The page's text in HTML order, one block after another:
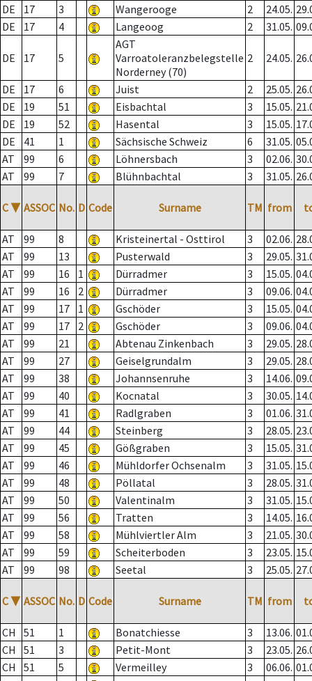
DE
17 3 Wangerooge 2 24.05.
DE
17 4 Langeoog 2 31.05.
DE 17 5
AGT
Varroatoleranzbelegstelle
Norderney (70)
2 24.05.
DE 17 6 Juist 2 25.05.
DE
19 51 Eisbachtal 3 15.05.
DE
19 52 Hasental 3 15.05.
DE
41 1 Sächsische Schweiz 6 31.05.
AT
99 6 Löhnersbach 3 02.06.
AT
99 7 Blühnbachtal 3 31.05.
C ▼ ASSOC No. D Code Surname TM from
AT 99 8 Kristeinertal - Osttirol 3 02.06.
AT
99 13 Pusterwald 3 29.05.
AT
99 16 1 Dürradmer 3 15.05.
AT
99 16 2 Dürradmer 3 09.06.
AT
99 17 1 Gschöder 3 15.05.
AT
99 17 2 Gschöder 3 09.06.
AT
99 21 Abtenau Zinkenbach 3 29.05.
AT
99 27 Geiselgrundalm 3 29.05.
AT
99 38 Johannsenruhe 3 14.06.
AT
99 40 Kocnatal 3 30.05.
AT
99 41 Radlgraben 3 01.06.
AT
99 44 Steinberg 3 28.05.
AT
99 45 Gößgraben 3 15.05.
AT
99 46 Mühldorfer Ochsenalm 3 31.05.
AT
99 48 Pöllatal 3 28.05.
AT
99 50 Valentinalm 3 31.05.
AT
99 56 Tratten 3 14.05.
AT
99 58 Mühlviertler Alm 3 21.05.
AT
99 59 Scheiterboden 3 23.05.
AT
99 98 Seetal 3 25.05.
C ▼ ASSOC No. D Code Surname TM from
CH 51 1 Bonatchiesse 3 13.06.
CH
51 3 Petit-Mont 3 23.05.
CH
51 5 Vermeilley 3 06.06.